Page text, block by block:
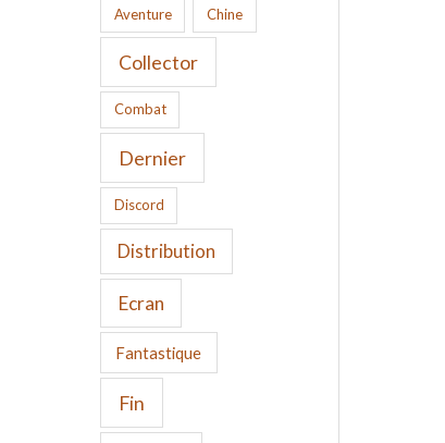
Aventure Chine
Collector
Combat
Dernier
Discord
Distribution
Ecran
Fantastique
Fin